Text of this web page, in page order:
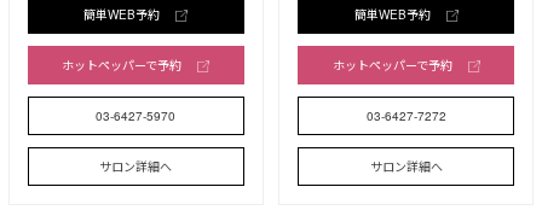
簡単WEB予約
ホットペッパーで予約
03-6427-5970
サロン詳細へ
簡単WEB予約
ホットペッパーで予約
03-6427-7272
サロン詳細へ